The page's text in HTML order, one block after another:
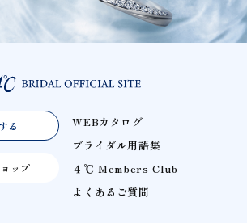
る
ップ
WEBカタログ
ブライダル用語集
４℃ Members Club
よくあるご質問